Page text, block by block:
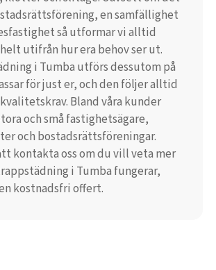
en samfällighet
så utformar vi alltid
utifrån hur era behov ser ut.
i Tumba utförs dessutom på
för just er, och den följer alltid
Bland våra kunder
och små fastighetsägare,
och bostadsrättsföreningar.
kontakta oss om du vill veta mer
i Tumba fungerar,
kostnadsfri offert.